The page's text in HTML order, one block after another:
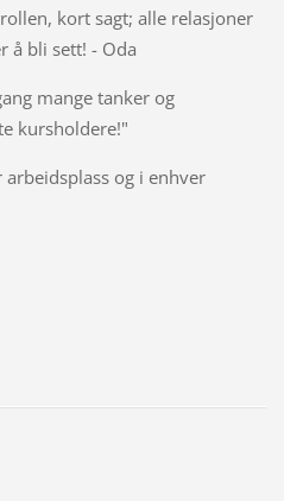
kort sagt; alle relasjoner
å bli sett! - Oda
mange tanker og
kursholdere!"
og i enhver